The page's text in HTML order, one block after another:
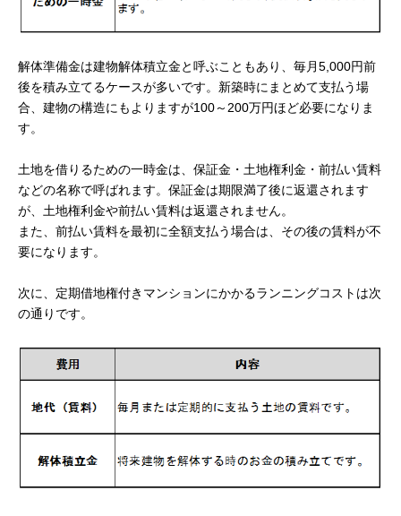
解体準備金は建物解体積立金と呼ぶこともあり、毎月5,000円前
後を積み立てるケースが多いです。新築時にまとめて支払う場
合、建物の構造にもよりますが100～200万円ほど必要になりま
す。
土地を借りるための一時金は、保証金・土地権利金・前払い賃料
などの名称で呼ばれます。保証金は期限満了後に返還されます
が、土地権利金や前払い賃料は返還されません。
また、前払い賃料を最初に全額支払う場合は、その後の賃料が不
要になります。
次に、定期借地権付きマンションにかかるランニングコストは次
の通りです。